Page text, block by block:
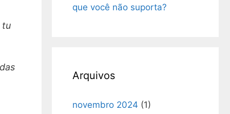
tu
que você não suporta?
Arquivos
novembro 2024 (1)